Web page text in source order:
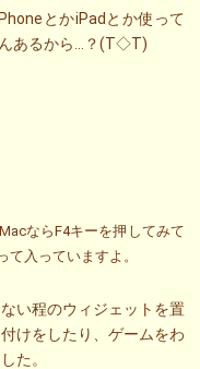
とかiPadとか使って
あるから…？(T◇T)
ならF4キーを押してみて
入っていますよ。
い程のウィジェットを置
けをしたり、ゲームをわ
た。